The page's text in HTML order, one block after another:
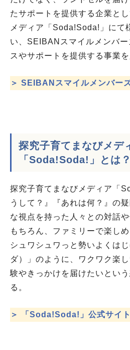
たサポートを提供する企業と
メディア「Soda!Soda!」にて
い、SEIBANスマイルメンバ
スやサポートを提供する事業を
＞ SEIBANスマイルメンバー
探究子育てまなびメデ
「Soda!Soda!」とは？
探究子育てまなびメディア「
うして？』『あれは何？』の
な視点を持った人々との対話
もちろん、ファミリーで楽し
シュワシュワっと勢いよくは
ダ）」のように、ワクワク楽
験やきっかけを届けたいとい
る。
＞ 「Soda!Soda!」公式サイト